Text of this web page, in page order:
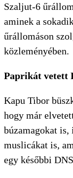
Szaljut-6
aminek a
űrállomáson
közleményében.
Paprikát vetett
Kapu Tibor
hogy már
búzamagokat
muslicákat is,
egy későbbi